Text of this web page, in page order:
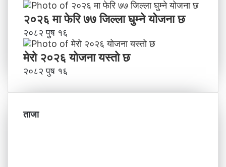
२०२६ मा फेरि ७७ जिल्ला घुम्ने योजना छ
२०८२ पुष १६
मेराे २०२६ याेजना यस्ताे छ
२०८२ पुष १६
ताजा